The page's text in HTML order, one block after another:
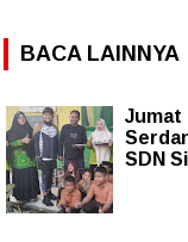
BACA LAINNYA
Jumat
SDN